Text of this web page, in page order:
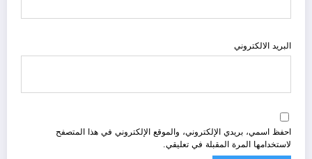
البريد الالكتروني
احفظ اسمي، بريدي الإلكتروني، والموقع الإلكتروني في هذا المتصفح
لاستخدامها المرة المقبلة في تعليقي.